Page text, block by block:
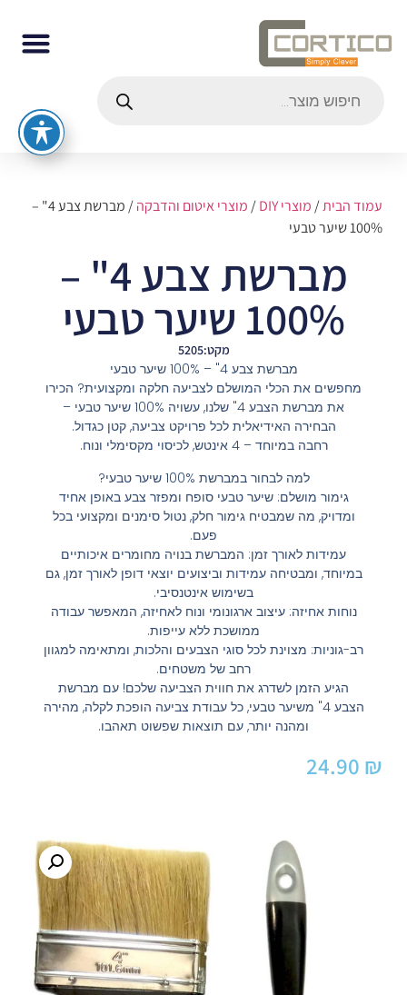
עמוד הבית/מוצרי DIY /מוצרי איטום והדבקה
/ מברשת צבע 4" –
100% שיער טבעי
מברשת צבע 4" –
100% שיער טבעי
מקט:5205
מברשת צבע 4" – 100% שיער טבעי
מחפשים את הכלי המושלם לצביעה חלקה ומקצועית? הכירו
את מברשת הצבע 4" שלנו, עשויה 100% שיער טבעי –
הבחירה האידיאלית לכל פרויקט צביעה, קטן כגדול.
רחבה במיוחד – 4 אינטש, לכיסוי מקסימלי ונוח.
למה לבחור במברשת 100% שיער טבעי?
גימור מושלם: שיער טבעי סופח ומפזר צבע באופן אחיד
ומדויק, מה שמבטיח גימור חלק, נטול סימנים ומקצועי בכל
פעם.
עמידות לאורך זמן: המברשת בנויה מחומרים איכותיים
במיוחד, ומבטיחה עמידות וביצועים יוצאי דופן לאורך זמן, גם
בשימוש אינטנסיבי.
נוחות אחיזה: עיצוב ארגונומי ונוח לאחיזה, המאפשר עבודה
ממושכת ללא עייפות.
רב-גוניות: מצוינת לכל סוגי הצבעים והלכות, ומתאימה למגוון
רחב של משטחים.
הגיע הזמן לשדרג את חווית הצביעה שלכם! עם מברשת
הצבע 4" משיער טבעי, כל עבודת צביעה הופכת לקלה, מהירה
ומהנה יותר, עם תוצאות שפשוט תאהבו.
24.90 ₪